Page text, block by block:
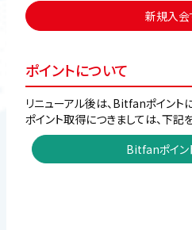
新規入会
ポイントについて
リニューアル後は、Bitfanポイント
ポイント取得につきましては、下記
Bitfanポイン